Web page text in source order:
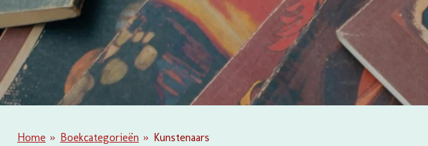
Home » Boekcategorieën » Kunstenaars